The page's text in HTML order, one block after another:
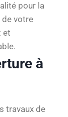
pour la
de votre
et
à
travaux de